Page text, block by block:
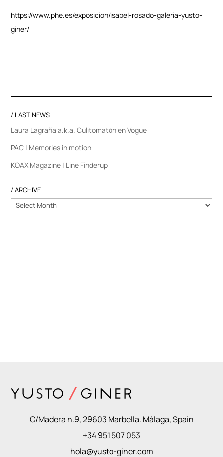
https://www.phe.es/exposicion/isabel-rosado-galeria-yusto-
giner/
/ LAST NEWS
Laura Lagraña a.k.a. Culitomatón en Vogue
PAC | Memories in motion
KOAX Magazine | Line Finderup
/ ARCHIVE
C/Madera n.9, 29603 Marbella. Málaga, Spain
+34 951 507 053
hola@yusto-giner.com